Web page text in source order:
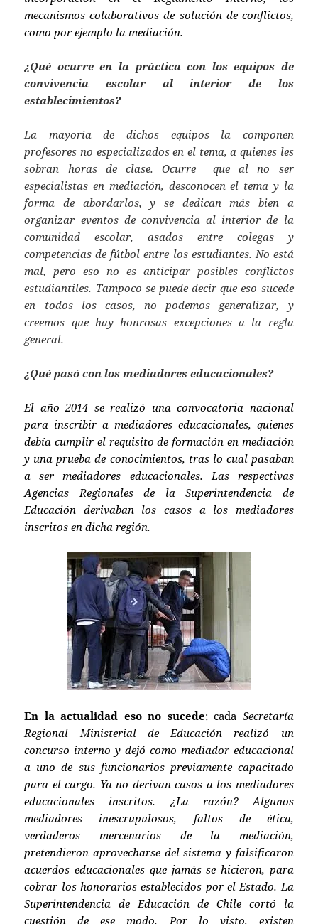
mecanismos colaborativos de solución de conflictos,
como por ejemplo la mediación.
¿Qué ocurre en la práctica con los equipos de
convivencia escolar al interior de los
establecimientos?
La mayoría de dichos equipos la componen
profesores no especializados en el tema, a quienes les
sobran horas de clase. Ocurre que al no ser
especialistas en mediación, desconocen el tema y la
forma de abordarlos, y se dedican más bien a
organizar eventos de convivencia al interior de la
comunidad escolar, asados entre colegas y
competencias de fútbol entre los estudiantes. No está
mal, pero eso no es anticipar posibles conflictos
estudiantiles. Tampoco se puede decir que eso sucede
en todos los casos, no podemos generalizar, y
creemos que hay honrosas excepciones a la regla
general.
¿Qué pasó con los mediadores educacionales?
El año 2014 se realizó una convocatoria nacional
para inscribir a mediadores educacionales, quienes
debía cumplir el requisito de formación en mediación
y una prueba de conocimientos, tras lo cual pasaban
a ser mediadores educacionales. Las respectivas
Agencias Regionales de la Superintendencia de
Educación derivaban los casos a los mediadores
inscritos endicha región.
En la actualidad eso no sucede; cada Secretaría
Regional Ministerial de Educación realizó un
concurso interno y dejó como mediador educacional
a uno de sus funcionarios previamente capacitado
para el cargo. Ya no derivan casos a los mediadores
educacionales inscritos. ¿La razón? Algunos
mediadores inescrupulosos, faltos de ética,
verdaderos mercenarios de la mediación,
pretendieron aprovecharse del sistema y falsificaron
acuerdos educacionales que jamás se hicieron, para
cobrar los honorarios establecidos por el Estado. La
Superintendencia de Educación de Chile cortó la
cuestión de ese modo. Por lo visto, existen